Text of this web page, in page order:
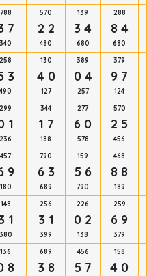
788
7
340
570
2 2
480
139
3 4
680
288
8 4
680
258
3
490
130
4 0
127
389
0 4
257
379
9 7
124
299
1
236
344
1 7
188
277
6 0
578
570
2 5
456
457
9
180
790
6 3
689
159
5 6
790
468
8 8
189
148
1
380
256
3 1
399
226
0 2
138
259
6 9
379
136
8
689
3 8
456
5 7
158
4 0